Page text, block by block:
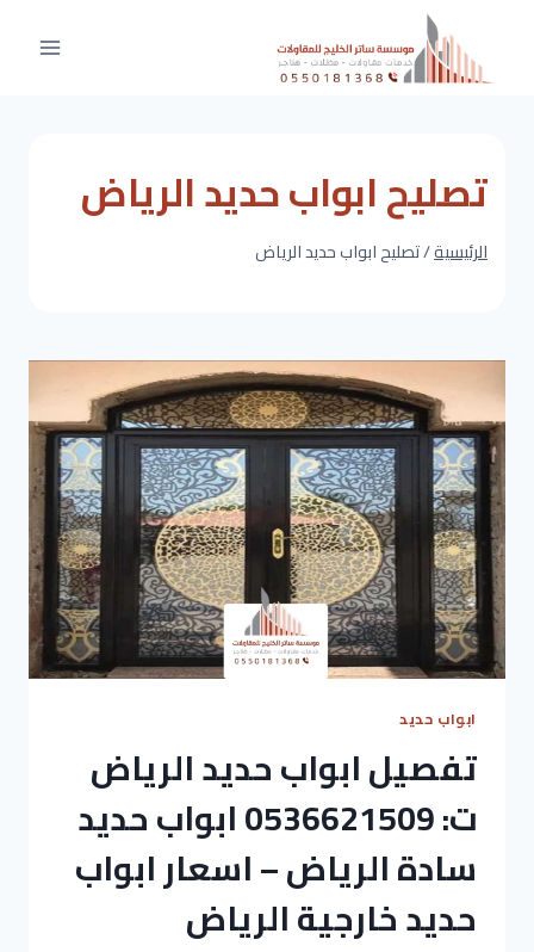
المحتوى
تصليح ابواب حديد الرياض
الرئيسية/تصليح ابواب حديد الرياض
ابواب حديد
تفصيل ابواب حديد الرياض
ت: 0536621509 ابواب حديد
سادة الرياض – اسعار ابواب
حديد خارجية الرياض